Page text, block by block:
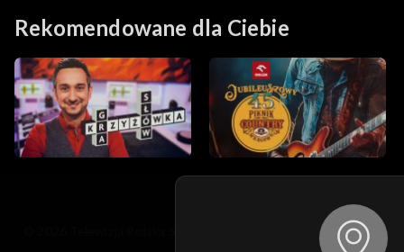
Rekomendowane dla Ciebie